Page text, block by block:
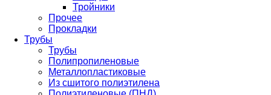
Тройники
Прочее
Прокладки
Трубы
Трубы
Полипропиленовые
Металлопластиковые
Из сшитого полиэтилена